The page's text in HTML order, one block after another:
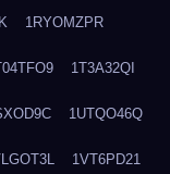
1RYOMZPR
1T3A32QI
1UTQO46Q
1VT6PD21